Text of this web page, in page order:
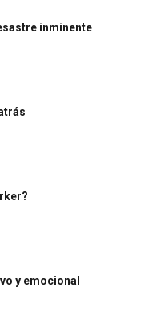
inminente
y emocional